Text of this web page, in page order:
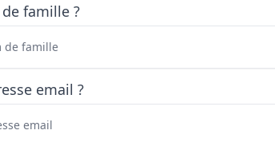
famille ?
email ?